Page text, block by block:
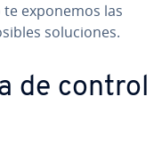
exponemos las
so­lu­cio­nes.
de control